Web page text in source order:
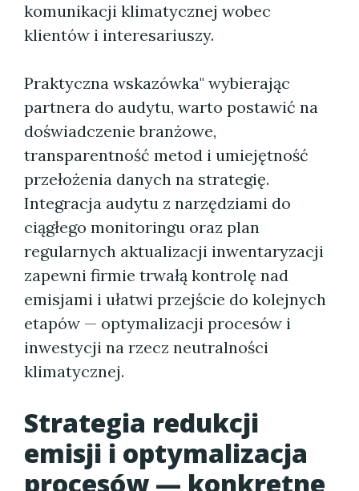
komunikacji klimatycznej wobec
klientów i interesariuszy.
Praktyczna wskazówka" wybierając
partnera do audytu, warto postawić na
doświadczenie branżowe,
transparentność metod i umiejętność
przełożenia danych na strategię.
Integracja audytu z narzędziami do
ciągłego monitoringu oraz plan
regularnych aktualizacji inwentaryzacji
zapewni firmie trwałą kontrolę nad
emisjami i ułatwi przejście do kolejnych
etapów — optymalizacji procesów i
inwestycji na rzecz neutralności
klimatycznej.
Strategia redukcji
emisji i optymalizacja
procesów — konkretne